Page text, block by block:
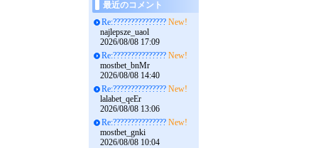
最近のコメント
Re:??????????????? New!
najlepsze_uaol
2026/08/08 17:09
Re:??????????????? New!
mostbet_bnMr
2026/08/08 14:40
Re:??????????????? New!
lalabet_qeEr
2026/08/08 13:06
Re:??????????????? New!
mostbet_gnki
2026/08/08 10:04